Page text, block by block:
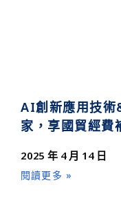
AI創新應用技術
家，享國貿經費
2025 年 4 月 14 日
閱讀更多 »